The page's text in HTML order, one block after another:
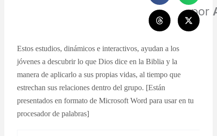
por
Estos estudios, dinámicos e interactivos, ayudan a los
jóvenes a descubrir lo que Dios dice en la Biblia y la
manera de aplicarlo a sus propias vidas, al tiempo que
estrechan sus relaciones dentro del grupo. [Están
presentados en formato de Microsoft Word para usar en tu
procesador de palabras]